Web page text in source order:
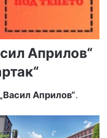
Априлов“
„Васил Априлов“.